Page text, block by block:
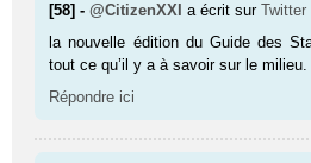
[58] -@CitizenXXI a écrit surTwitter
la nouvelle édition du Guide des
tout ce qu’il y a à savoir sur le milieu.
Répondre ici